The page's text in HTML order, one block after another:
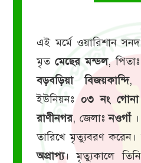
এই মর্মে ওয়ারিশান
মৃতমেছের মন্ডল,
বড়বড়িয়া বিজয়কান্দি,
ইউনিয়নঃ০৩ নং গোনা
রাণীনগর, জেলাঃনওগাঁ।
তারিখে মৃত্যুবরণ করেন।
অপ্রাপ্য। মৃত্যুকালে